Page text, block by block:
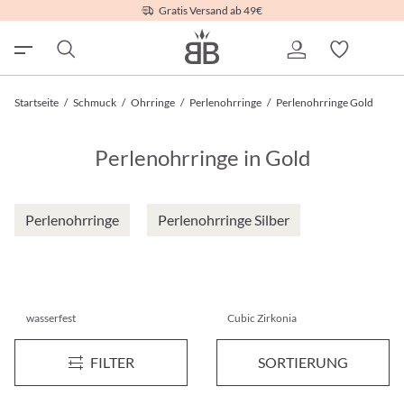
Gratis Versand ab 49€
Startseite / Schmuck / Ohrringe / Perlenohrringe / Perlenohrringe Gold
Perlenohrringe in Gold
Perlenohrringe Perlenohrringe Silber
FILTER SORTIERUNG
wasserfest
Creolen-Set - Zirconia Steel
Cubic Zirkonia
Ohrstecker-Set - Dreamy
29,95 €*